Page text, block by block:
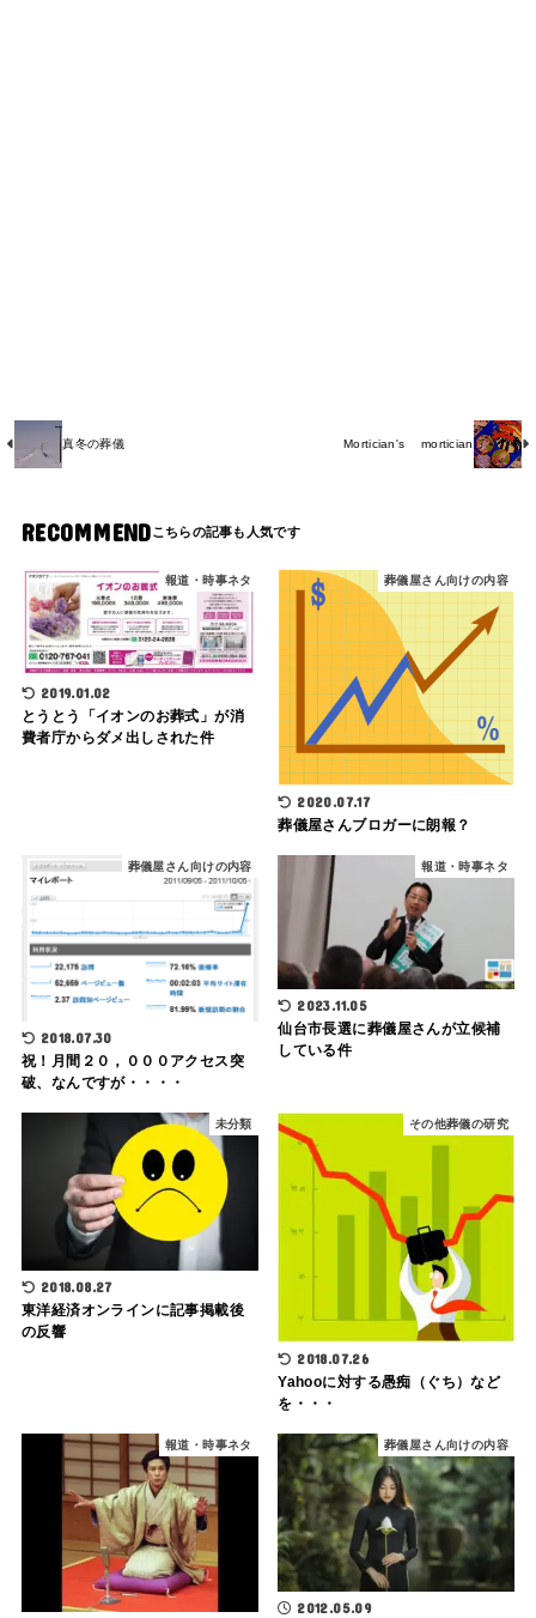
真冬の葬儀 Mortician's mortician
RECOMMEND
報道・時事ネタ
2019.01.02
とうとう「イオンのお葬式」が消
費者庁からダメ出しされた件
葬儀屋さん向けの内容
2020.07.17
葬儀屋さんブロガーに朗報？
葬儀屋さん向けの内容
2018.07.30
祝！月間２０，０００アクセス突
破、なんですが・・・・
報道・時事ネタ
2023.11.05
仙台市長選に葬儀屋さんが立候補
している件
未分類
2018.08.27
東洋経済オンラインに記事掲載後
の反響
その他葬儀の研究
2018.07.26
Yahooに対する愚痴（ぐち）など
を・・・
報道・時事ネタ 葬儀屋さん向けの内容
2012.05.09